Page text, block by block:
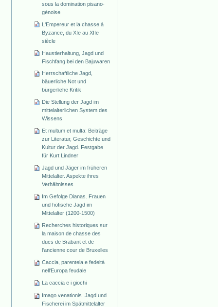
sous la domination pisano-
génoise
L'Empereur et la chasse à
Byzance, du XIe au XIIe
siècle
Haustierhaltung, Jagd und
Fischfang bei den Bajuwaren
Herrschaftliche Jagd,
bäuerliche Not und
bürgerliche Kritik
Die Stellung der Jagd im
mittelalterlichen System des
Wissens
Et multum et multa: Beiträge
zur Literatur, Geschichte und
Kultur der Jagd. Festgabe
für Kurt Lindner
Jagd und Jäger im früheren
Mittelalter. Aspekte ihres
Verhältnisses
Im Gefolge Dianas. Frauen
und höfische Jagd im
Mittelalter (1200-1500)
Recherches historiques sur
la maison de chasse des
ducs de Brabant et de
l'ancienne cour de Bruxelles
Caccia, parentela e fedeltá
nell'Europa feudale
La caccia e i giochi
Imago venationis. Jagd und
Fischerei im Spätmittelalter